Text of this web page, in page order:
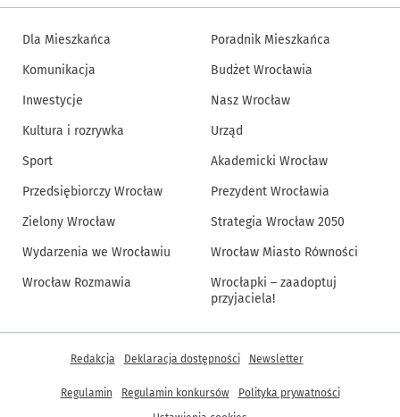
Dla Mieszkańca
Komunikacja
Inwestycje
Kultura i rozrywka
Sport
Przedsiębiorczy Wrocław
Zielony Wrocław
Wydarzenia we Wrocławiu
Wrocław Rozmawia
Poradnik Mieszkańca
Budżet Wrocławia
Nasz Wrocław
Urząd
Akademicki Wrocław
Prezydent Wrocławia
Strategia Wrocław 2050
Wrocław Miasto Równości
Wrocłapki – zaadoptuj
przyjaciela!
Inne informacje
Redakcja Deklaracja dostępności Newsletter
Regulamin Regulamin konkursów
Polityka prywatności